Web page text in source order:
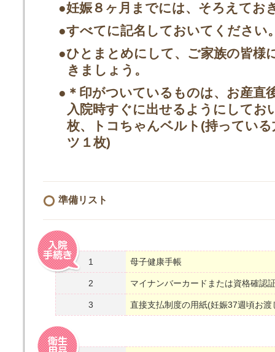
●妊娠８ヶ月までには、そろえてお
●すべてに記名しておいてください
●ひとまとめにして、ご家族の皆様
きましょう。
●＊印がついているものは、お産直
入院時すぐに出せるようにしてお
枚、トコちゃんベルト(持ってい
ツ１枚)
準備リスト
1 母子健康手帳
2 マイナンバーカードまたは資格確認
3 直接支払制度の用紙(妊娠37週頃お渡